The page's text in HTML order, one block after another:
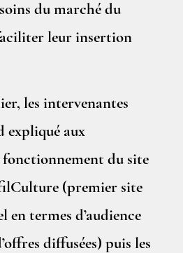
du marché du
leur insertion
les intervenantes
expliqué aux
du site
(premier site
en termes d’audience
diffusées) puis les